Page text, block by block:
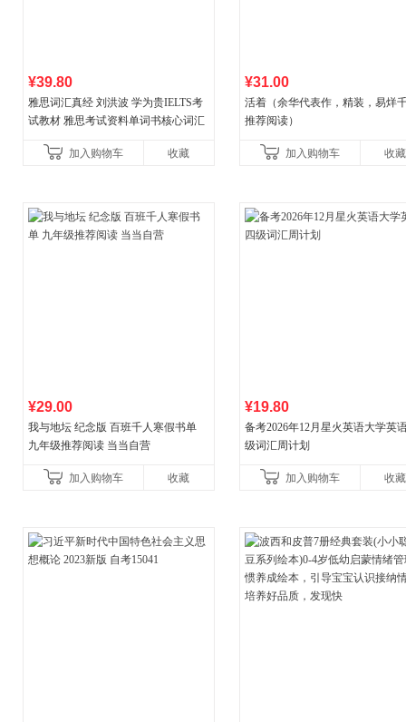
¥39.80
雅思词汇真经 刘洪波 学为贵IELTS考
试教材 雅思考试资料单词书核心词汇
加入购物车
收藏
¥31.00
活着（余华代表作，精装，易烊
推荐阅读）
加入购物车 收藏
¥29.00
我与地坛 纪念版 百班千人寒假书单
九年级推荐阅读 当当自营
加入购物车 收藏
¥19.80
备考2026年12月星火英语大学英
级词汇周计划
加入购物车 收藏